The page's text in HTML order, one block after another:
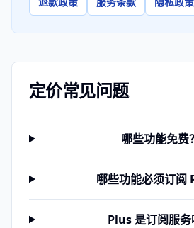
定价常见问题
哪些功能免费？
哪些功能必须订阅
Plus 是订阅服务